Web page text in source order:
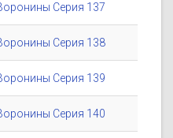
Серия 137
Серия 138
Серия 139
Серия 140